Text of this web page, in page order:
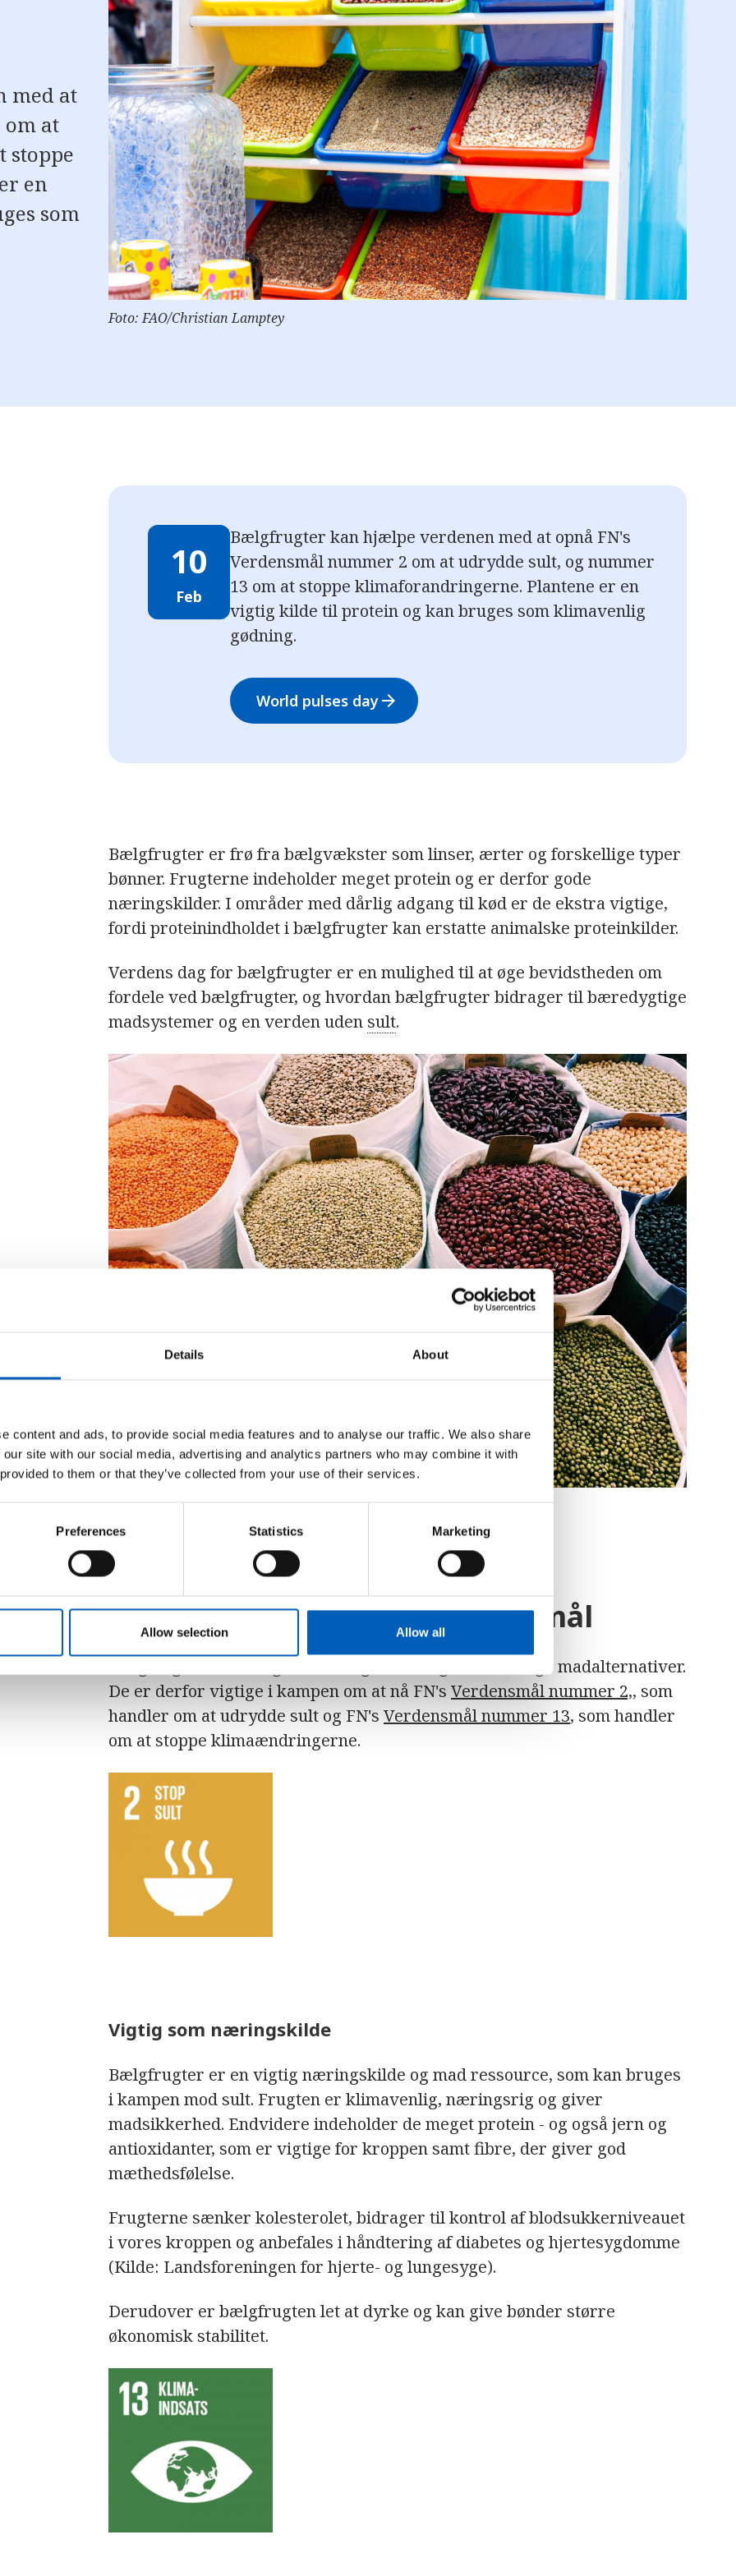
Details About
content and ads, to provide social media features and to analyse our traffic. We also share
site with our social media, advertising and analytics partners who may combine it with
to them or that they’ve collected from your use of their services.
Preferences Statistics Marketing
Allow selection Allow all
med at
at
stoppe
en
som
Foto: FAO/Christian Lamptey
10
Feb
Bælgfrugter kan hjælpe verdenen med at opnå FN's
Verdensmål nummer 2 om at udrydde sult, og nummer
13 om at stoppe klimaforandringerne. Plantene er en
vigtig kilde til protein og kan bruges som klimavenlig
gødning.
World pulses dayarrow_forward
Bælgfrugter er frø fra bælgvækster som linser, ærter og forskellige typer
bønner. Frugterne indeholder meget protein og er derfor gode
næringskilder. I områder med dårlig adgang til kød er de ekstra vigtige,
fordi proteinindholdet i bælgfrugter kan erstatte animalske proteinkilder.
Verdens dag for bælgfrugter er en mulighed til at øge bevidstheden om
fordele ved bælgfrugter, og hvordan bælgfrugter bidrager til bæredygtige
madsystemer og en verden udensult.
Foto: Unsplash/Betty Subrizi
Bælgfrugter og FN's Verdensmål
Bælgfrugter er både gode næringskilder og klimavenlige madalternativer.
De er derfor vigtige i kampen om at nå FN's Verdensmål nummer 2,, som
handler om at udrydde sult og FN's Verdensmål nummer 13, som handler
om at stoppe klimaændringerne.
Vigtig som næringskilde
Bælgfrugter er en vigtig næringskilde og mad ressource, som kan bruges
i kampen mod sult. Frugten er klimavenlig, næringsrig og giver
madsikkerhed. Endvidere indeholder de meget protein - og også jern og
antioxidanter, som er vigtige for kroppen samt fibre, der giver god
mæthedsfølelse.
Frugterne sænker kolesterolet, bidrager til kontrol af blodsukkerniveauet
i vores kroppen og anbefales i håndtering af diabetes og hjertesygdomme
(Kilde: Landsforeningen for hjerte- og lungesyge).
Derudover er bælgfrugten let at dyrke og kan give bønder større
økonomisk stabilitet.